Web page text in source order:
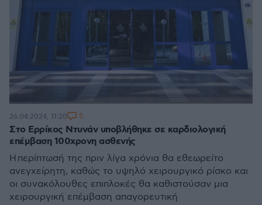
Στο Ερρίκος Ντυνάν υποβλήθηκε σε καρδιολογική
επέμβαση 100χρονη ασθενής
H περίπτωσή της πριν λίγα χρόνια θα εθεωρείτο
ανεγχείρητη, καθώς το υψηλό χειρουργικό ρίσκο και
οι συνακόλουθες επιπλοκές θα καθιστούσαν μια
χειρουργική επέμβαση απαγορευτική
26.04.2024, 11:20 5